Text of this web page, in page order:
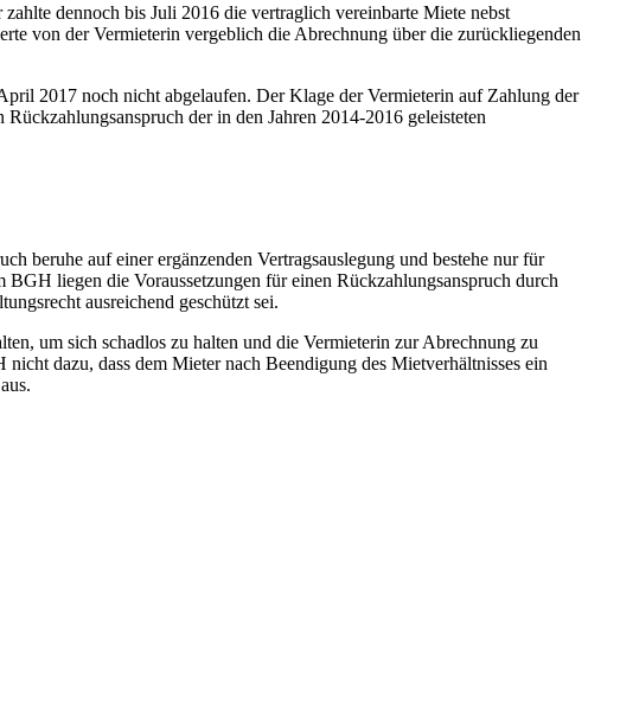
dennoch bis Juli 2016 die vertraglich vereinbarte Miete nebst
von der Vermieterin vergeblich die Abrechnung über die zurückliegenden
2017 noch nicht abgelaufen. Der Klage der Vermieterin auf Zahlung der
der in den Jahren 2014-2016 geleisteten
beruhe auf einer ergänzenden Vertragsauslegung und bestehe nur für
liegen die Voraussetzungen für einen Rückzahlungsanspruch durch
ausreichend geschützt sei.
um sich schadlos zu halten und die Vermieterin zur Abrechnung zu
dazu, dass dem Mieter nach Beendigung des Mietverhältnisses ein